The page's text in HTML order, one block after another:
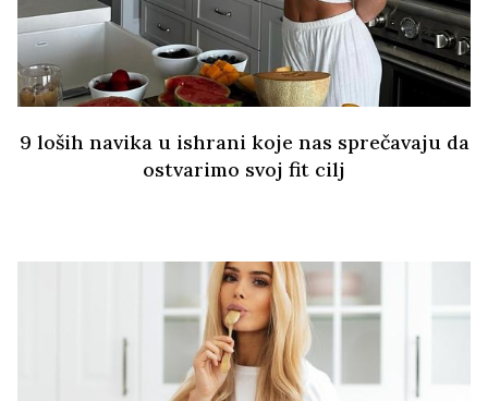
9 loših navika u ishrani koje nas sprečavaju da
ostvarimo svoj fit cilj